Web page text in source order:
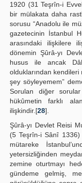
1920 (31 Teşrîn-i
bir mülakata daha
sorusu “Anadolu ile
gazetecinin İstanbul
arasındaki ilişkilere
dönemin Şûrâ-yı
husus ile ancak
olduklarından
şey söyleyemem”
Sorulan diğer
hükûmetin farklı
ilişkindir.[28].
Şûrâ-yı Devlet Reisi
(5 Teşrîn-i Sânî
mütareke
yetersizliğinden
zemine oturtmayı
gündeme gelmiş,